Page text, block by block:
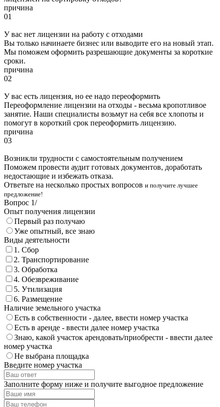
причина
01
У вас нет лицензии на работу с отходами
Вы только начинаете бизнес или выводите его на новый этап.
Мы поможем оформить разрешающие документы за короткие
сроки.
причина
02
У вас есть лицензия, но ее надо переоформить
Переоформление лицензии на отходы - весьма кропотливое
занятие. Наши специалисты возьмут на себя все хлопоты и
помогут в короткий срок переоформить лицензию.
причина
03
Возникли трудности с самостоятельным получением
Поможем провести аудит готовых документов, доработать
недостающие и избежать отказа.
Ответьте на несколько простых вопросов и получите лучшее
предложение!
Вопрос 1/
Опыт получения лицензии
Первый раз получаю
Уже опытный, все знаю
Виды деятельности
1. Сбор
2. Транспортирование
3. Обработка
4. Обезвреживание
5. Утилизация
6. Размещение
Наличие земельного участка
Есть в собственности - далее, ввести номер участка
Есть в аренде - ввести далее номер участка
Знаю, какой участок арендовать/приобрести - ввести далее
номер участка
Не выбрана площадка
Введите номер участка
Заполните форму ниже и получите выгодное предложение